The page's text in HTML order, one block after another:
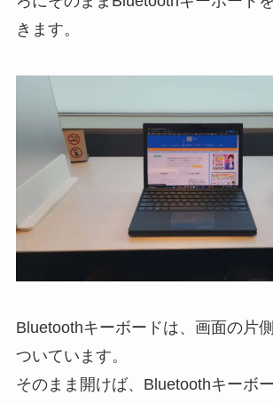
きます。
Bluetoothキーボードは、画面の片
ついています。
そのまま開けば、Bluetoothキーボ